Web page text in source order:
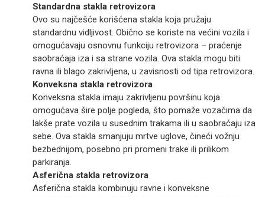
Standardna stakla retrovizora
Ovo su najčešće korišćena stakla koja pružaju
standardnu vidljivost. Obično se koriste na većini vozila i
omogućavaju osnovnu funkciju retrovizora – praćenje
saobraćaja iza i sa strane vozila. Ova stakla mogu biti
ravna ili blago zakrivljena, u zavisnosti od tipa retrovizora.
Konveksna stakla retrovizora
Konveksna stakla imaju zakrivljenu površinu koja
omogućava šire polje pogleda, što pomaže vozačima da
lakše prate vozila u susednim trakama ili u saobraćaju iza
sebe. Ova stakla smanjuju mrtve uglove, čineći vožnju
bezbednijom, posebno pri promeni trake ili prilikom
parkiranja.
Asferična stakla retrovizora
Asferična stakla kombinuju ravne i konveksne